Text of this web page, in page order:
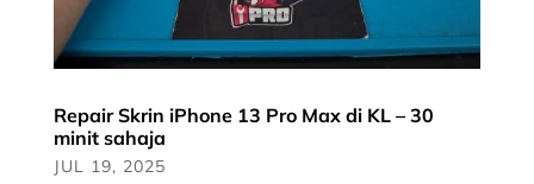
Repair Skrin iPhone 13 Pro Max di KL – 30
minit sahaja
JUL 19, 2025